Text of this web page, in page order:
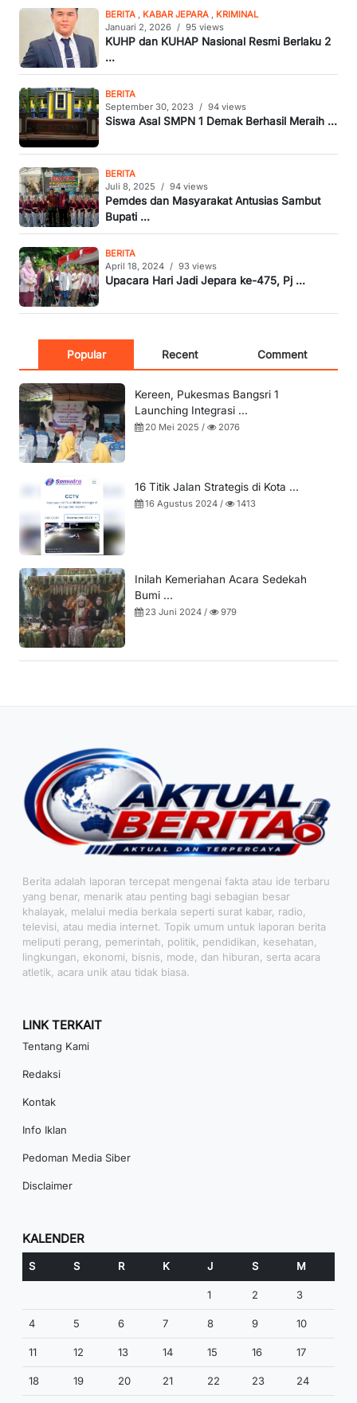
BERITA , KABAR JEPARA , KRIMINAL
Januari 2, 2026 / 95 views
KUHP dan KUHAP Nasional Resmi Berlaku 2
...
BERITA
September 30, 2023 / 94 views
Siswa Asal SMPN 1 Demak Berhasil Meraih ...
BERITA
Juli 8, 2025 / 94 views
Pemdes dan Masyarakat Antusias Sambut
Bupati ...
BERITA
April 18, 2024 / 93 views
Upacara Hari Jadi Jepara ke-475, Pj ...
Popular Recent Comment
Kereen, Pukesmas Bangsri 1
Launching Integrasi ...
20 Mei 2025 / 2076
16 Titik Jalan Strategis di Kota ...
16 Agustus 2024 / 1413
Inilah Kemeriahan Acara Sedekah
Bumi ...
23 Juni 2024 / 979
Berita adalah laporan tercepat mengenai fakta atau ide terbaru
yang benar, menarik atau penting bagi sebagian besar
khalayak, melalui media berkala seperti surat kabar, radio,
televisi, atau media internet. Topik umum untuk laporan berita
meliputi perang, pemerintah, politik, pendidikan, kesehatan,
lingkungan, ekonomi, bisnis, mode, dan hiburan, serta acara
atletik, acara unik atau tidak biasa.
LINK TERKAIT
Tentang Kami
Redaksi
Kontak
Info Iklan
Pedoman Media Siber
Disclaimer
KALENDER
S S R K J S M
1 2 3
4 5 6 7 8 9 10
11 12 13 14 15 16 17
18 19 20 21 22 23 24